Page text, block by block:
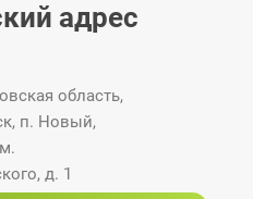
адрес
область,
, п. Новый,
, д. 1